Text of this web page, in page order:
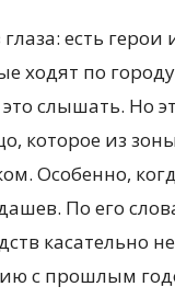
есть
ходят по
слышать. Но
которое из
Особенно,
По его
касательно
с прошлым